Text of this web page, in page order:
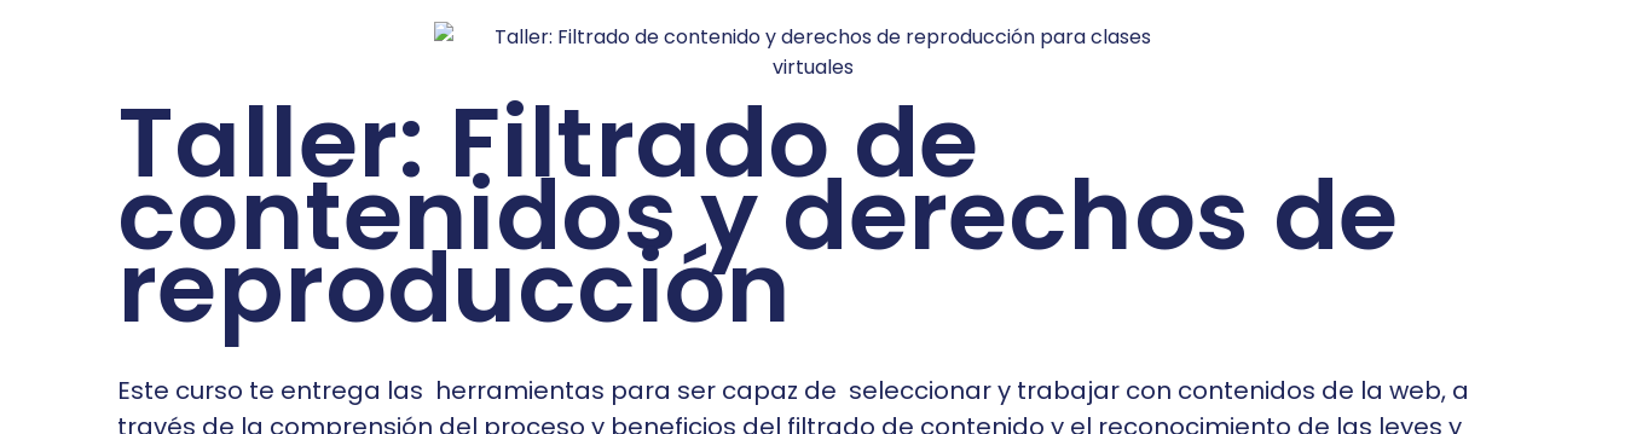
Taller: Filtrado de
contenidos y derechos de
reproducción
Este curso te entrega las herramientas para ser capaz de seleccionar y trabajar con contenidos de la web, a
través de la comprensión del proceso y beneficios del filtrado de contenido y el reconocimiento de las leyes y